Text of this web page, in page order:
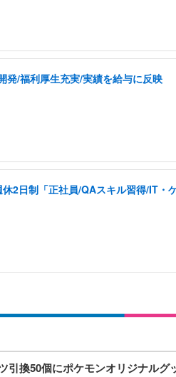
発/福利厚生充実/実績を給与に反映
2日制「正社員/QAスキル習得/IT・
引換50個にポケモンオリジナルグ